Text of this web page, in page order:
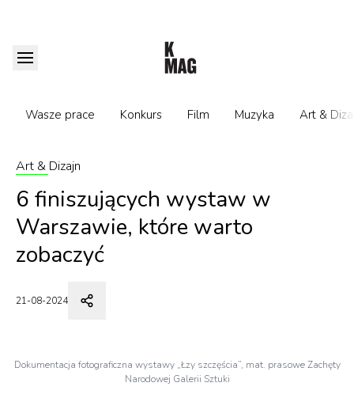
Wasze prace Konkurs Film Muzyka Art &
Art & Dizajn
6 finiszujących wystaw w
Warszawie, które warto
zobaczyć
21-08-2024
Dokumentacja fotograficzna wystawy „Łzy szczęścia”, mat. prasowe Zachęty
Narodowej Galerii Sztuki